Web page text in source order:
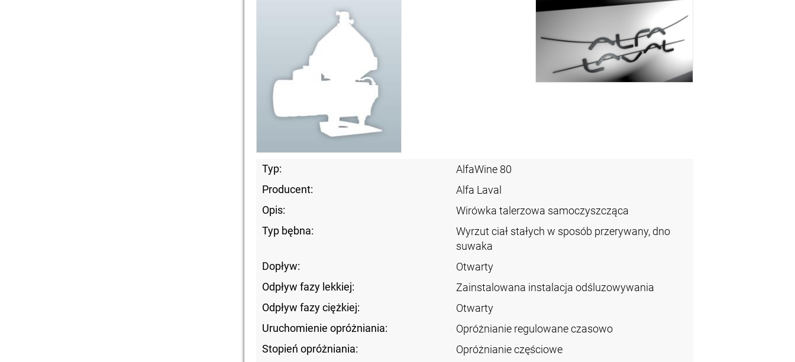
Typ:
AlfaWine 80
Producent:
Alfa Laval
Opis:
Wirówka talerzowa samoczyszcząca
Typ bębna:
Wyrzut ciał stałych w sposób przerywany, dno
suwaka
Dopływ:
Otwarty
Odpływ fazy lekkiej:
Zainstalowana instalacja odśluzowywania
Odpływ fazy ciężkiej:
Otwarty
Uruchomienie opróżniania:
Opróżnianie regulowane czasowo
Stopień opróżniania:
Opróżnianie częściowe